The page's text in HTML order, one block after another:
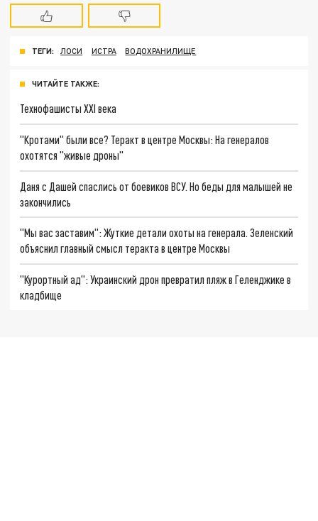
ТЕГИ: ЛОСИ ИСТРА ВОДОХРАНИЛИЩЕ
ЧИТАЙТЕ ТАКЖЕ:
Технофашисты XXI века
"Кротами" были все? Теракт в центре Москвы: На генералов
охотятся "живые дроны"
Даня с Дашей спаслись от боевиков ВСУ. Но беды для малышей не
закончились
"Мы вас заставим": Жуткие детали охоты на генерала. Зеленский
объяснил главный смысл теракта в центре Москвы
"Курортный ад": Украинский дрон превратил пляж в Геленджике в
кладбище